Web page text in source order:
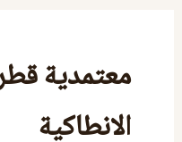
معتمدية
الانطاكية